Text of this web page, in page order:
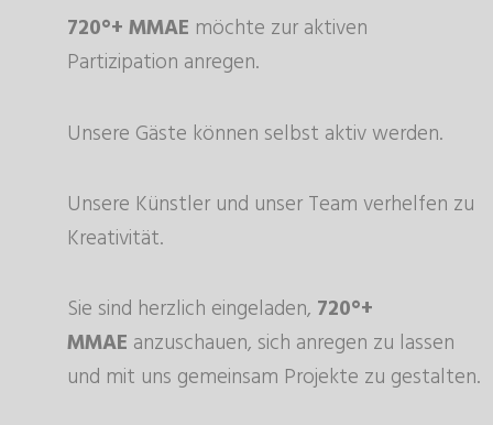
720°+ MMAE möchte zur aktiven
Partizipation anregen.
Unsere Gäste können selbst aktiv werden.
Unsere Künstler und unser Team verhelfen zu
Kreativität.
Sie sind herzlich eingeladen,720°+
MMAEanzuschauen, sich anregen zu lassen
und mit uns gemeinsam Projekte zu gestalten.